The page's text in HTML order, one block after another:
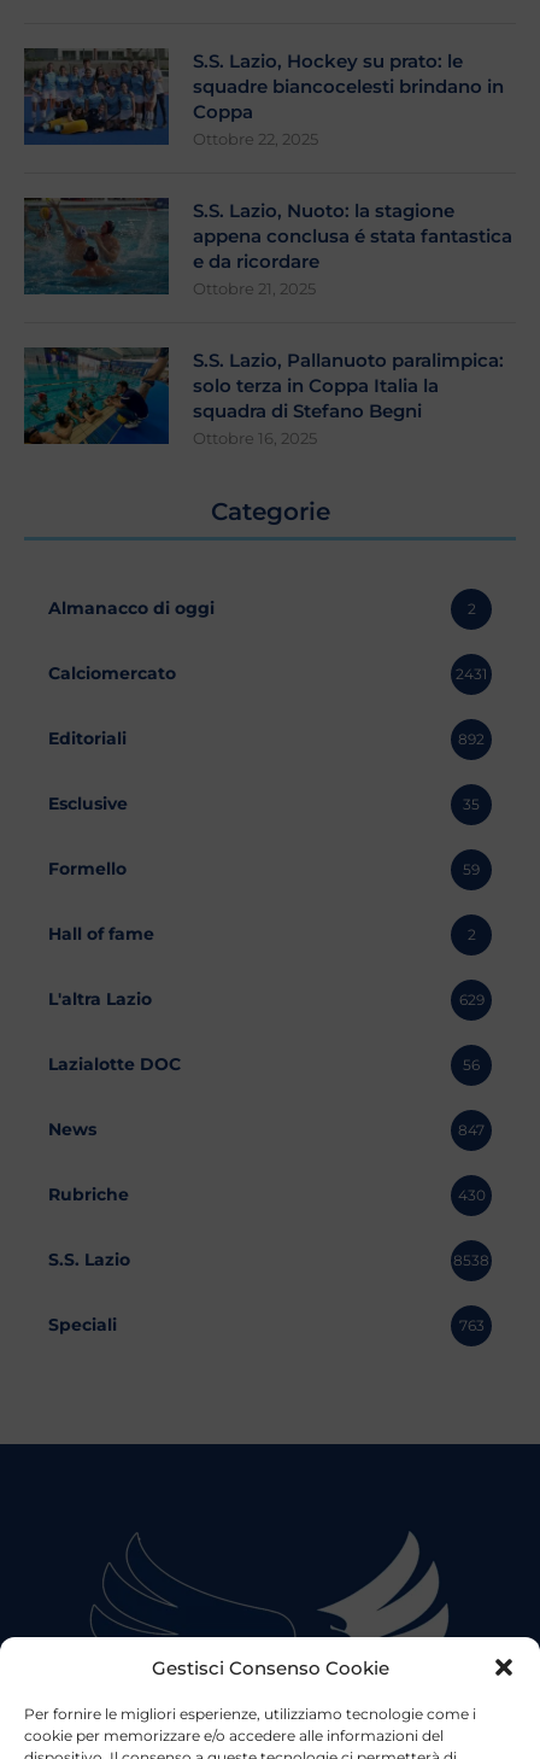
Gestisci Consenso Cookie
Per fornire le migliori esperienze, utilizziamo tecnologie come i
cookie per memorizzare e/o accedere alle informazioni del
S.S. Lazio, Hockey su prato: le
squadre biancocelesti brindano in
Coppa
Ottobre 22, 2025
S.S. Lazio, Nuoto: la stagione
appena conclusa é stata fantastica
e da ricordare
Ottobre 21, 2025
S.S. Lazio, Pallanuoto paralimpica:
solo terza in Coppa Italia la
squadra di Stefano Begni
Ottobre 16, 2025
Categorie
Almanacco di oggi 2
Calciomercato 2431
Editoriali 892
Esclusive 35
Formello 59
Hall of fame 2
L'altra Lazio 629
Lazialotte DOC 56
News 847
Rubriche 430
S.S. Lazio 8538
Speciali 763